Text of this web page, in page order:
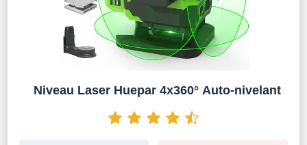
Niveau Laser Huepar 4x360° Auto-nivelant